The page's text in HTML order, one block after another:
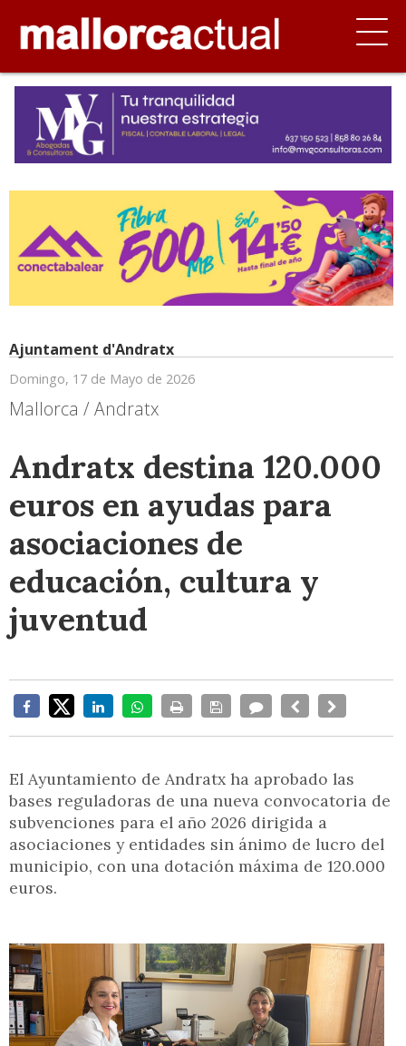
Ajuntament d'Andratx
Domingo, 17 de Mayo de 2026
Mallorca / Andratx
Andratx destina 120.000
euros en ayudas para
asociaciones de
educación, cultura y
juventud
El Ayuntamiento de Andratx ha aprobado las
bases reguladoras de una nueva convocatoria de
subvenciones para el año 2026 dirigida a
asociaciones y entidades sin ánimo de lucro del
municipio, con una dotación máxima de 120.000
euros.